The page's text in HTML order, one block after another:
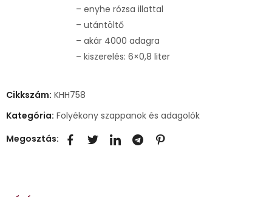
– enyhe rózsa illattal
– utántöltő
– akár 4000 adagra
– kiszerelés: 6×0,8 liter
Cikkszám: KHH758
Kategória: Folyékony szappanok és adagolók
Megosztás: